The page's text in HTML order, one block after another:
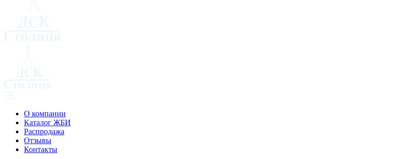
О компании
Каталог ЖБИ
Распродажа
Отзывы
Контакты